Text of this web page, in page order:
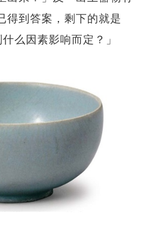
得到答案，剩下的就是
么因素影响而定？」